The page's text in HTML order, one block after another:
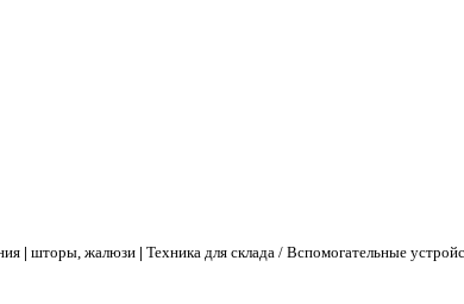
| шторы, жалюзи | Техника для склада / Вспомогательные